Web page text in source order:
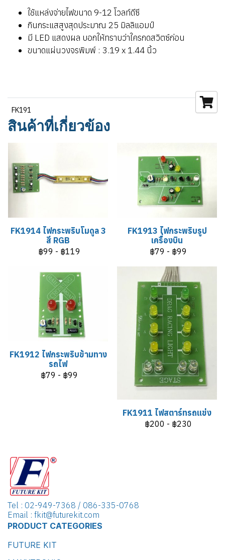
ใช้แหล่งจ่ายไฟขนาด 9-12 โวลท์ดีซี
กินกระแสสูงสุดประมาณ 25 มิลลิแอมป์
มี LED แสดงผล บอกให้ทราบว่าใครกดสวิตซ์ก่อน
ขนาดแผ่นวงจรพิมพ์ : 3.19 x 1.44 นิ้ว
FK191
สินค้าที่เกี่ยวข้อง
FK1914 ไฟกระพริบโมดูล 3
สี RGB
฿99 - ฿119
FK1913 ไฟกระพริบรูป
เครื่องบิน
฿79 - ฿99
FK1912 ไฟกระพริบข้ามทาง
รถไฟ
฿79 - ฿99
FK1911 ไฟสตาร์ทรถแข่ง
฿200 - ฿230
Tel : 02-949-7368 / 086-335-0768
Email : fkit@futurekit.com
PRODUCT CATEGORIES
FUTURE KIT